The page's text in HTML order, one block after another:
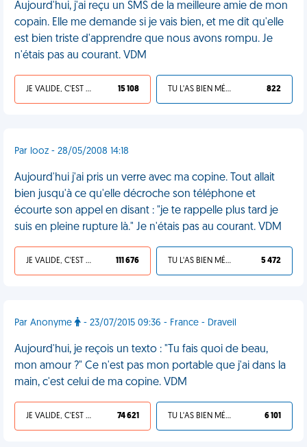
Aujourd'hui, j'ai reçu un SMS de la meilleure amie de mon
copain. Elle me demande si je vais bien, et me dit qu'elle
est bien triste d'apprendre que nous avons rompu. Je
n'étais pas au courant. VDM
JE VALIDE, C'EST UNE VDM 15 108 TU L'AS BIEN MÉRITÉ 822
Par looz - 28/05/2008 14:18
Aujourd'hui j'ai pris un verre avec ma copine. Tout allait
bien jusqu'à ce qu'elle décroche son téléphone et
écourte son appel en disant : "je te rappelle plus tard je
suis en pleine rupture là." Je n'étais pas au courant. VDM
JE VALIDE, C'EST UNE VDM 111 676 TU L'AS BIEN MÉRITÉ 5 472
Par Anonyme - 23/07/2015 09:36 - France - Draveil
Aujourd'hui, je reçois un texto : "Tu fais quoi de beau,
mon amour ?" Ce n'est pas mon portable que j'ai dans la
main, c'est celui de ma copine. VDM
JE VALIDE, C'EST UNE VDM 74 621 TU L'AS BIEN MÉRITÉ 6 101